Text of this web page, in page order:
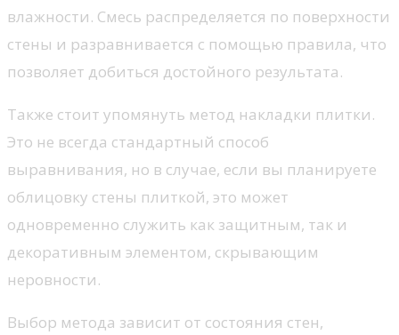
влажности. Смесь распределяется по поверхности
стены и разравнивается с помощью правила, что
позволяет добиться достойного результата.
Также стоит упомянуть метод накладки плитки.
Это не всегда стандартный способ
выравнивания, но в случае, если вы планируете
облицовку стены плиткой, это может
одновременно служить как защитным, так и
декоративным элементом, скрывающим
неровности.
Выбор метода зависит от состояния стен,